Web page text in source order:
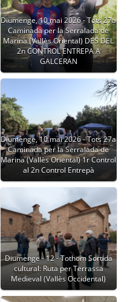
Diumenge, 10 mai 2026 - Tots 27a
Caminada per la Serralada de
Marina (Vallès Oriental) DES DEL
2n CONTROL ENTREPA A
GALCERAN
Diumenge, 10 mai 2026 - Tots 27a
Caminada per la Serralada de
Marina (Vallès Oriental) 1r Control
al 2n Control Entrepà
Diumenge - 12 - Tothom Sortida
cultural: Ruta per Terrassa
Medieval (Vallès Occidental)